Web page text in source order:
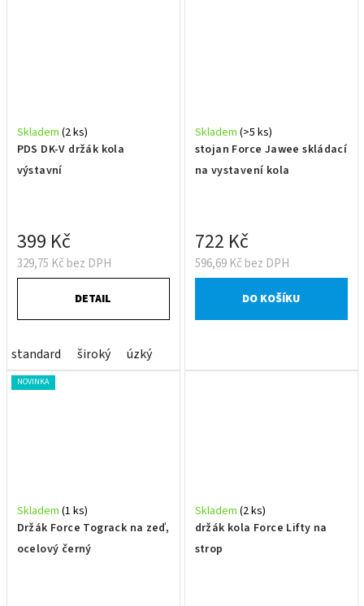
PDS DK-V držák kola
výstavní
Skladem (2 ks)
329,75 Kč bez DPH
399 Kč
DETAIL
standard široký úzký
stojan Force Jawee skládací
na vystavení kola
Skladem (>5 ks)
596,69 Kč bez DPH
722 Kč
DO KOŠÍKU
NOVINKA
Držák Force Tograck na zeď,
ocelový černý
Skladem (1 ks)
držák kola Force Lifty na
strop
Skladem (2 ks)